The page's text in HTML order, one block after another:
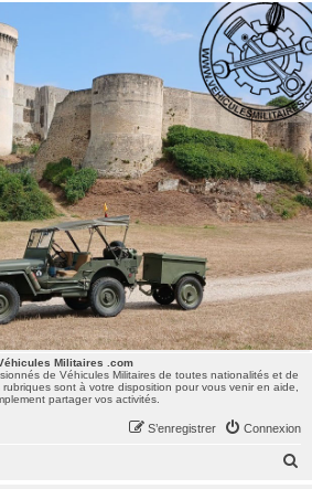
.com
de Véhicules Militaires de toutes nationalités et de
sont à votre disposition pour vous venir en aide,
Militaires .com
de Véhicules Militaires de toutes nationalités et de
sont à votre disposition pour vous venir en aide,
partager vos activités.
Connexion
S’enregistrer